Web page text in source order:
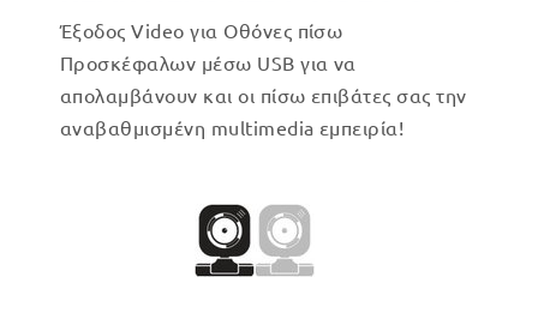
Έξοδος Video για Οθόνες πίσω
Προσκέφαλων μέσω USB για να
απολαμβάνουν και οι πίσω επιβάτες σας την
αναβαθμισμένη multimedia εμπειρία!